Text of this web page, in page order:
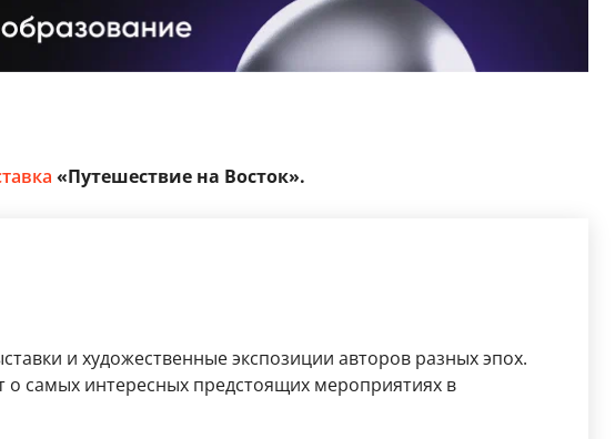
«Путешествие на Восток».
и художественные экспозиции авторов разных эпох.
самых интересных предстоящих мероприятиях в